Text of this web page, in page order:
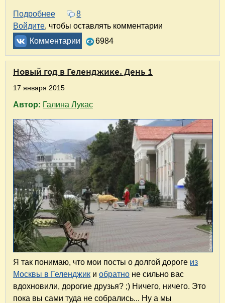
Подробнее о Новый год в Геленджике. День 3
8
Войдите, чтобы оставлять комментарии
Комментарии
6984
Новый год в Геленджике. День 1
17 января 2015
Автор: Галина Лукас
Я так понимаю, что мои посты о долгой дороге из
Москвы в Геленджик и обратно не сильно вас
вдохновили, дорогие друзья? ;) Ничего, ничего. Это
пока вы сами туда не собрались... Ну а мы